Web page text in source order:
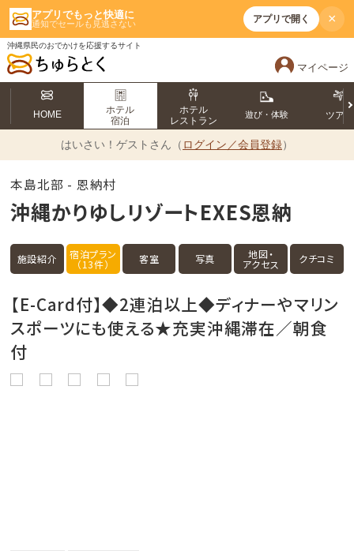
アプリでもっと快適に
通知でセールも見逃さない アプリで開く ×
沖縄県民のおでかけを応援するサイト
マイページ
HOME
ホテル
宿泊
ホテル
レストラン
遊び・体験 ツアー
はいさい！ ゲストさん（ ログイン／会員登録）
本島北部 - 恩納村
沖縄かりゆしリゾートEXES恩納
施設紹介 宿泊プラン
（13件） 客室 写真 地図・
アクセス クチコミ
【E-Card付】◆2連泊以上◆ディナーやマリン
スポーツにも使える★充実沖縄滞在／朝食
付